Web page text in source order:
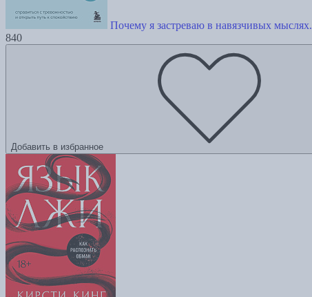
Почему я застреваю в навязчивых
840
Добавить в избранное